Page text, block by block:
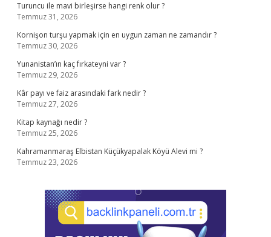
Turuncu ile mavi birleşirse hangi renk olur ?
Temmuz 31, 2026
Kornişon turşu yapmak için en uygun zaman ne zamandır ?
Temmuz 30, 2026
Yunanistan’ın kaç fırkateyni var ?
Temmuz 29, 2026
Kâr payı ve faiz arasındaki fark nedir ?
Temmuz 27, 2026
Kitap kaynağı nedir ?
Temmuz 25, 2026
Kahramanmaraş Elbistan Küçükyapalak Köyü Alevi mi ?
Temmuz 23, 2026